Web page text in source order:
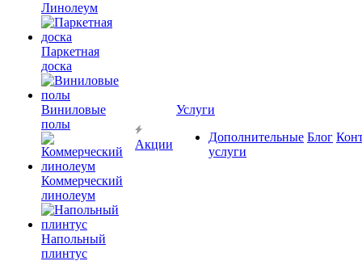
Линолеум
Паркетная
доска
Виниловые
полы
Коммерческий
линолеум
Напольный
плинтус
Акции
Услуги
Дополнительные
услуги
Блог